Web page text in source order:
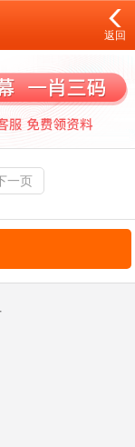
返回
一页